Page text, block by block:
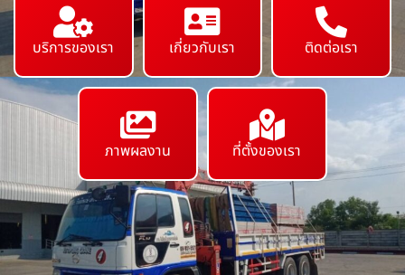
บริการของเรา เกี่ยวกับเรา ติดต่อเรา
ภาพผลงาน ที่ตั้งของเรา